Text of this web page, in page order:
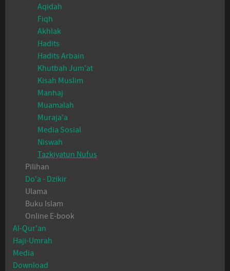
Aqidah
Fiqh
Akhlak
Hadits
Hadits Arbain
Khutbah Jum'at
Kisah Muslim
Manhaj
Muamalah
Muraja'a
Media Sosial
Niswah
Tazkiyatun Nufus
Pilihan
Do'a - Dzikir
Ulama
Buku Islam
Online E-book
Al-Qur'an
Haji-Umrah
Media
Download